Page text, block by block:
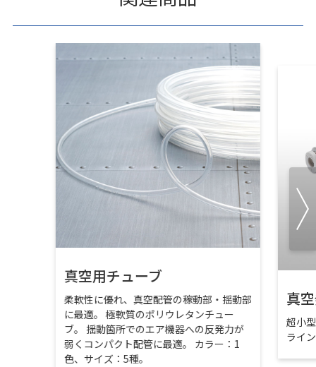
真空用チューブ
柔軟性に優れ、真空配管の稼動部・揺動部
に最適。 極軟質のポリウレタンチュー
ブ。 揺動箇所でのエア機器への反発力が
弱くコンパクト配管に最適。 カラー：1
色、サイズ：5種。
真
超小
ライ